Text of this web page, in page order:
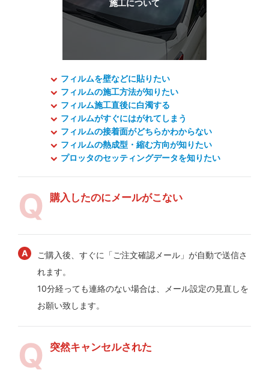
フィルムを壁などに貼りたい
フィルムの施工方法が知りたい
フィルム施工直後に白濁する
フィルムがすぐにはがれてしまう
フィルムの接着面がどちらかわからない
フィルムの熱成型・縮む方向が知りたい
プロッタのセッティングデータを知りたい
購入したのにメールがこない
ご購入後、すぐに「ご注文確認メール」が自動で送信さ
れます。
10分経っても連絡のない場合は、メール設定の見直しを
お願い致します。
突然キャンセルされた